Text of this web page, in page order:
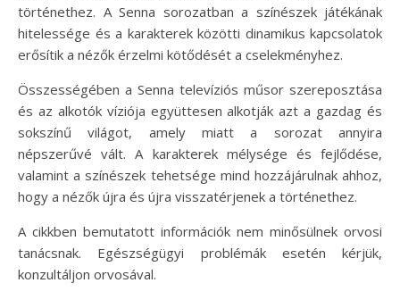
történethez. A Senna sorozatban a színészek játékának
hitelessége és a karakterek közötti dinamikus kapcsolatok
erősítik a nézők érzelmi kötődését a cselekményhez.
Összességében a Senna televíziós műsor szereposztása
és az alkotók víziója együttesen alkotják azt a gazdag és
sokszínű világot, amely miatt a sorozat annyira
népszerűvé vált. A karakterek mélysége és fejlődése,
valamint a színészek tehetsége mind hozzájárulnak ahhoz,
hogy a nézők újra és újra visszatérjenek a történethez.
A cikkben bemutatott információk nem minősülnek orvosi
tanácsnak. Egészségügyi problémák esetén kérjük,
konzultáljon orvosával.